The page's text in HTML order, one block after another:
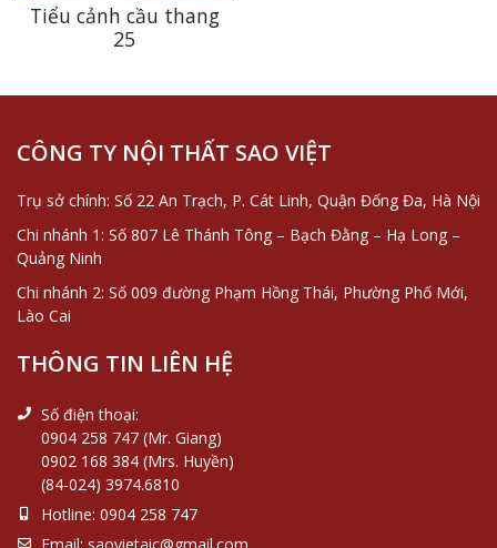
Tiểu cảnh cầu thang
25
CÔNG TY NỘI THẤT SAO VIỆT
Trụ sở chính: Số 22 An Trạch, P. Cát Linh, Quận Đống Đa, Hà Nội
Chi nhánh 1: Số 807 Lê Thánh Tông – Bạch Đằng – Hạ Long –
Quảng Ninh
Chi nhánh 2: Số 009 đường Phạm Hồng Thái, Phường Phố Mới,
Lào Cai
THÔNG TIN LIÊN HỆ
Số điện thoại:
0904 258 747 (Mr. Giang)
0902 168 384 (Mrs. Huyền)
(84-024) 3974.6810
Hotline: 0904 258 747